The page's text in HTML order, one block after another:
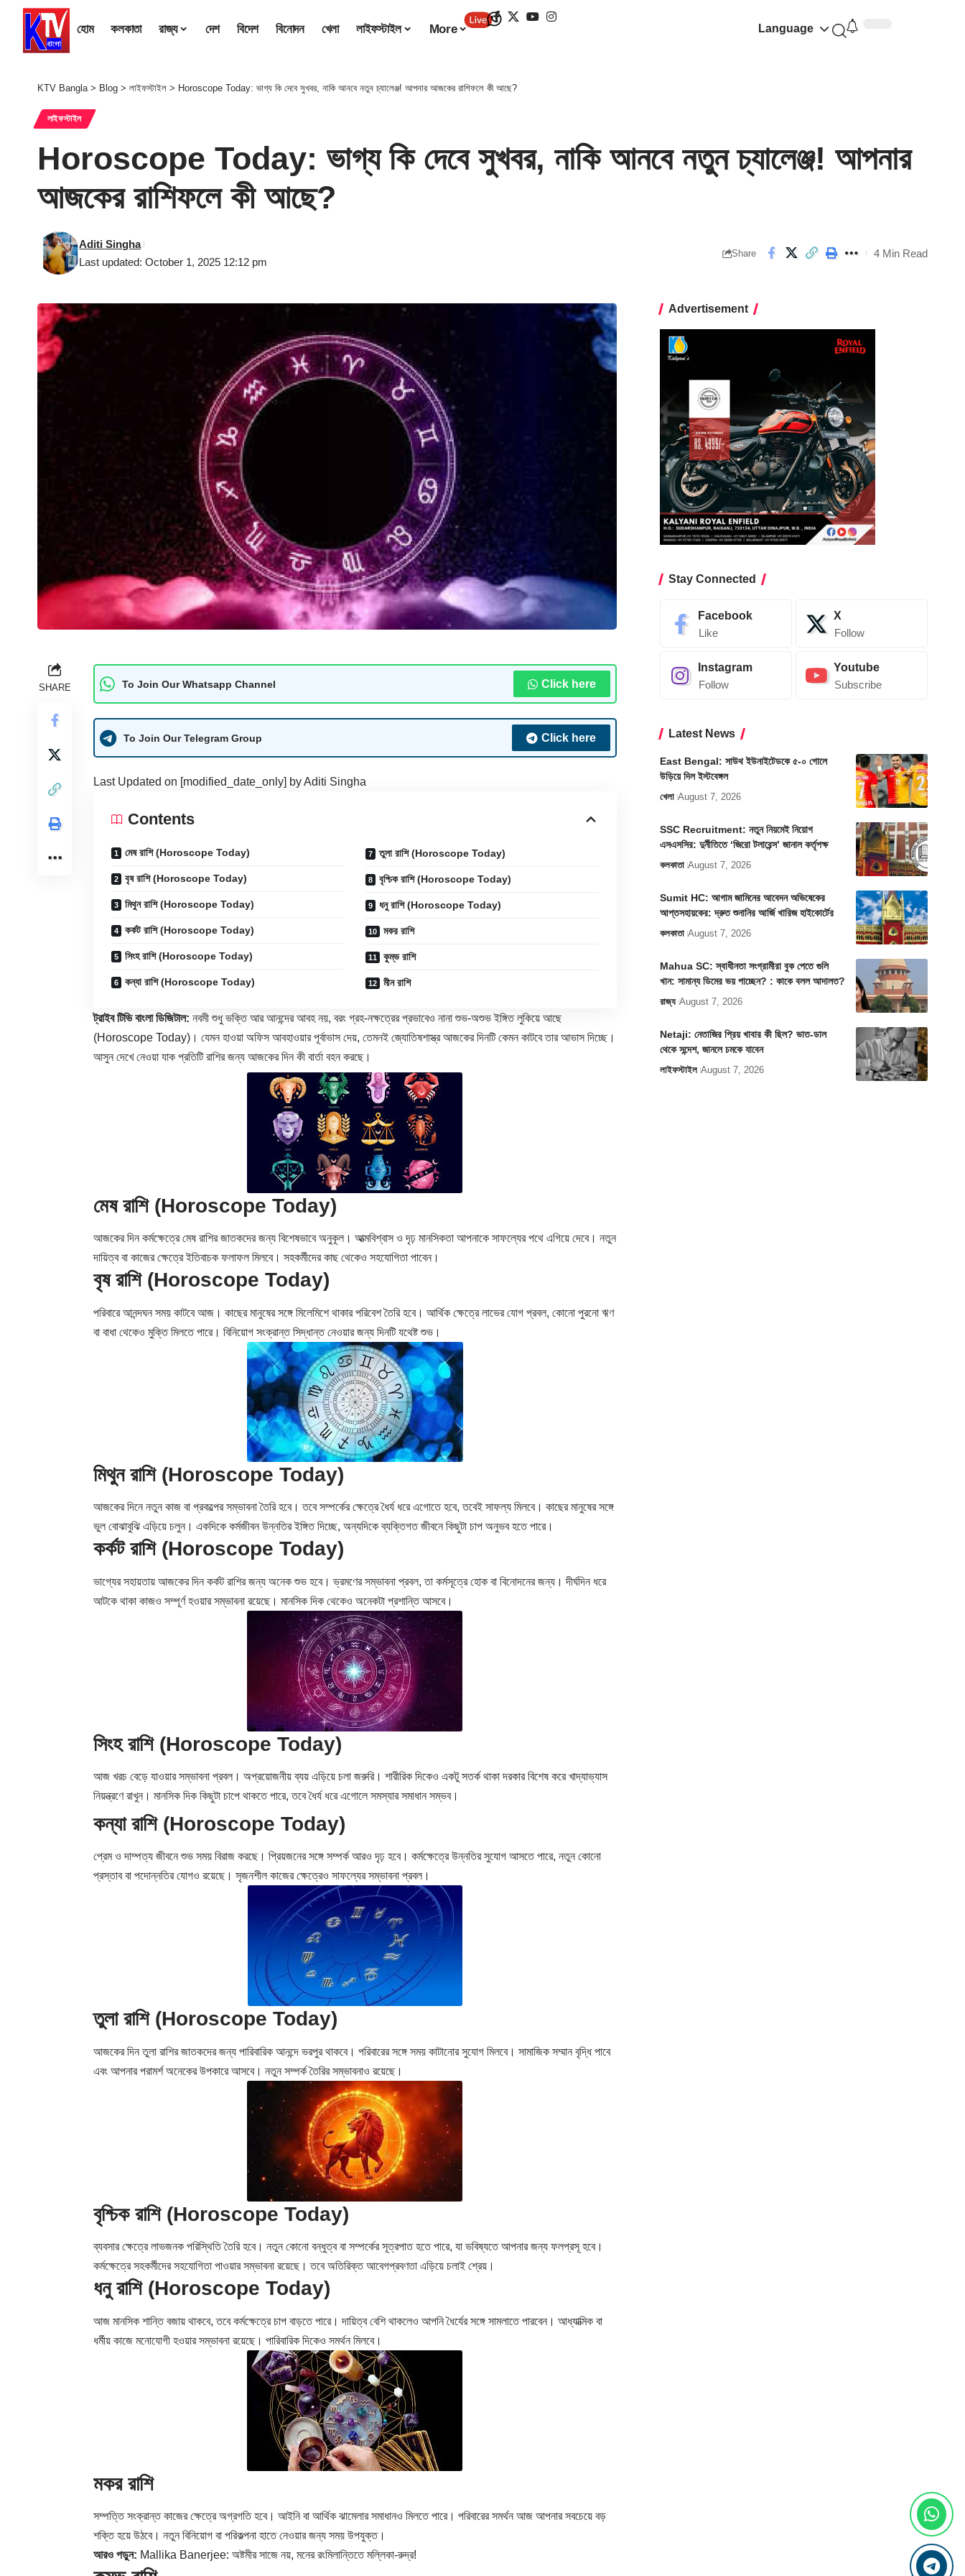
হোম কলকাতা রাজ্য দেশ বিদেশ বিনোদন খেলা লাইফস্টাইল More Language
KTV Bangla> Blog > লাইফস্টাইল > Horoscope Today: ভাগ্য কি দেবে সুখবর, নাকি আনবে নতুন চ্যালেঞ্জ! আপনার আজকের রাশিফলে কী আছে?
লাইফস্টাইল
Horoscope Today: ভাগ্য কি দেবে সুখবর, নাকি আনবে নতুন চ্যালেঞ্জ! আপনার
আজকের রাশিফলে কী আছে?
Last updated: October 1, 2025 12:12 pm
Aditi Singha
Share 4 Min Read
SHARE To Join Our Whatsapp Channel Click here
To Join Our Telegram Group Click here
Last Updated on [modified_date_only] byAditi Singha
Contents
মেষ রাশি (Horoscope Today)
বৃষ রাশি (Horoscope Today)
মিথুন রাশি (Horoscope Today)
কর্কট রাশি (Horoscope Today)
সিংহ রাশি (Horoscope Today)
কন্যা রাশি (Horoscope Today)
তুলা রাশি (Horoscope Today)
বৃশ্চিক রাশি (Horoscope Today)
ধনু রাশি (Horoscope Today)
মকর রাশি
কুম্ভ রাশি
মীন রাশি
ট্রাইব টিভি বাংলা ডিজিটাল: নবমী শুধু ভক্তি আর আনন্দের আবহ নয়, বরং গ্রহ-নক্ষত্রের প্রভাবেও নানা শুভ-অশুভ ইঙ্গিত লুকিয়ে আছে
(Horoscope Today)। যেমন হাওয়া অফিস আবহাওয়ার পূর্বাভাস দেয়, তেমনই জ্যোতিষশাস্ত্র আজকের দিনটি কেমন কাটবে তার আভাস দিচ্ছে।
আসুন দেখে নেওয়া যাক প্রতিটি রাশির জন্য আজকের দিন কী বার্তা বহন করছে।
মেষ রাশি (Horoscope Today)
আজকের দিন কর্মক্ষেত্রে মেষ রাশির জাতকদের জন্য বিশেষভাবে অনুকূল। আত্মবিশ্বাস ও দৃঢ় মানসিকতা আপনাকে সাফল্যের পথে এগিয়ে দেবে। নতুন
দায়িত্ব বা কাজের ক্ষেত্রে ইতিবাচক ফলাফল মিলবে। সহকর্মীদের কাছ থেকেও সহযোগিতা পাবেন।
বৃষ রাশি (Horoscope Today)
পরিবারে আনন্দঘন সময় কাটবে আজ। কাছের মানুষের সঙ্গে মিলেমিশে থাকার পরিবেশ তৈরি হবে। আর্থিক ক্ষেত্রে লাভের যোগ প্রবল, কোনো পুরনো ঋণ
বা বাধা থেকেও মুক্তি মিলতে পারে। বিনিয়োগ সংক্রান্ত সিদ্ধান্ত নেওয়ার জন্য দিনটি যথেষ্ট শুভ।
মিথুন রাশি (Horoscope Today)
আজকের দিনে নতুন কাজ বা প্রকল্পের সম্ভাবনা তৈরি হবে। তবে সম্পর্কের ক্ষেত্রে ধৈর্য ধরে এগোতে হবে, তবেই সাফল্য মিলবে। কাছের মানুষের সঙ্গে
ভুল বোঝাবুঝি এড়িয়ে চলুন। একদিকে কর্মজীবন উন্নতির ইঙ্গিত দিচ্ছে, অন্যদিকে ব্যক্তিগত জীবনে কিছুটা চাপ অনুভব হতে পারে।
কর্কট রাশি (Horoscope Today)
ভাগ্যের সহায়তায় আজকের দিন কর্কট রাশির জন্য অনেক শুভ হবে। ভ্রমণের সম্ভাবনা প্রবল, তা কর্মসূত্রে হোক বা বিনোদনের জন্য। দীর্ঘদিন ধরে
আটকে থাকা কাজও সম্পূর্ণ হওয়ার সম্ভাবনা রয়েছে। মানসিক দিক থেকেও অনেকটা প্রশান্তি আসবে।
সিংহ রাশি (Horoscope Today)
আজ খরচ বেড়ে যাওয়ার সম্ভাবনা প্রবল। অপ্রয়োজনীয় ব্যয় এড়িয়ে চলা জরুরি। শারীরিক দিকেও একটু সতর্ক থাকা দরকার বিশেষ করে খাদ্যাভ্যাস
নিয়ন্ত্রণে রাখুন। মানসিক দিক কিছুটা চাপে থাকতে পারে, তবে ধৈর্য ধরে এগোলে সমস্যার সমাধান সম্ভব।
কন্যা রাশি (Horoscope Today)
প্রেম ও দাম্পত্য জীবনে শুভ সময় বিরাজ করছে। প্রিয়জনের সঙ্গে সম্পর্ক আরও দৃঢ় হবে। কর্মক্ষেত্রে উন্নতির সুযোগ আসতে পারে, নতুন কোনো
প্রস্তাব বা পদোন্নতির যোগও রয়েছে। সৃজনশীল কাজের ক্ষেত্রেও সাফল্যের সম্ভাবনা প্রবল।
তুলা রাশি (Horoscope Today)
আজকের দিন তুলা রাশির জাতকদের জন্য পারিবারিক আনন্দে ভরপুর থাকবে। পরিবারের সঙ্গে সময় কাটানোর সুযোগ মিলবে। সামাজিক সম্মান বৃদ্ধি পাবে
এবং আপনার পরামর্শ অনেকের উপকারে আসবে। নতুন সম্পর্ক তৈরির সম্ভাবনাও রয়েছে।
বৃশ্চিক রাশি (Horoscope Today)
ব্যবসার ক্ষেত্রে লাভজনক পরিস্থিতি তৈরি হবে। নতুন কোনো বন্ধুত্ব বা সম্পর্কের সূত্রপাত হতে পারে, যা ভবিষ্যতে আপনার জন্য ফলপ্রসূ হবে।
কর্মক্ষেত্রে সহকর্মীদের সহযোগিতা পাওয়ার সম্ভাবনা রয়েছে। তবে অতিরিক্ত আবেগপ্রবণতা এড়িয়ে চলাই শ্রেয়।
ধনু রাশি (Horoscope Today)
আজ মানসিক শান্তি বজায় থাকবে, তবে কর্মক্ষেত্রে চাপ বাড়তে পারে। দায়িত্ব বেশি থাকলেও আপনি ধৈর্যের সঙ্গে সামলাতে পারবেন। আধ্যাত্মিক বা
ধর্মীয় কাজে মনোযোগী হওয়ার সম্ভাবনা রয়েছে। পারিবারিক দিকেও সমর্থন মিলবে।
মকর রাশি
সম্পত্তি সংক্রান্ত কাজের ক্ষেত্রে অগ্রগতি হবে। আইনি বা আর্থিক ঝামেলার সমাধানও মিলতে পারে। পরিবারের সমর্থন আজ আপনার সবচেয়ে বড়
শক্তি হয়ে উঠবে। নতুন বিনিয়োগ বা পরিকল্পনা হাতে নেওয়ার জন্য সময় উপযুক্ত।
আরও পড়ুন: Mallika Banerjee: অষ্টমীর সাজে নয়, মনের রংমিলান্তিতে মল্লিকা-রুদ্র!
Advertisement
Stay Connected
Facebook
Like
X
Follow
Instagram
Follow
Youtube
Subscribe
Latest News
East Bengal: সাউথ ইউনাইটেডকে ৫-০ গোলে
উড়িয়ে দিল ইস্টবেঙ্গল
খেলা August 7, 2026
SSC Recruitment: নতুন নিয়মেই নিয়োগ
এসএসসির: দুর্নীতিতে ‘জিরো টলারেন্স’ জানাল কর্তৃপক্ষ
কলকাতা August 7, 2026
Sumit HC: আগাম জামিনের আবেদন অভিষেকের
আপ্তসহায়কের: দ্রুত শুনানির আর্জি খারিজ হাইকোর্টের
কলকাতা August 7, 2026
Mahua SC: স্বাধীনতা সংগ্রামীরা বুক পেতে গুলি
খান: সামান্য ডিমের ভয় পাচ্ছেন? : কাকে বলল আদালত?
রাজ্য August 7, 2026
Netaji: নেতাজির প্রিয় খাবার কী ছিল? ভাত-ডাল
থেকে সন্দেশ, জানলে চমকে যাবেন
লাইফস্টাইল August 7, 2026